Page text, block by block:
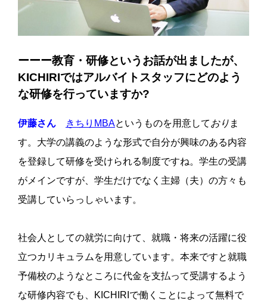
ーーー教育・研修というお話が出ましたが、
KICHIRIではアルバイトスタッフにどのよう
な研修を行っていますか?
伊藤さん きちりMBAというものを用意しており ま
す。 大学の講義のような形式で自分が興味のある内容
を登録して研修を受けられる制度ですね。学生の受講
がメインですが、学生だけでなく主婦（夫）の方々も
受講していらっしゃいます。
社会人としての就労に向けて、就職・将来の活躍に役
立つカリキュラムを用意しています。本来ですと就職
予備校のようなところに代金を支払って受講するよう
な研修内容でも、KICHIRIで働くことによって無料で